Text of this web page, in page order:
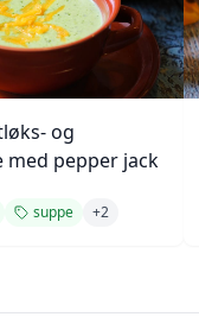
og
med pepper jack
suppe +2